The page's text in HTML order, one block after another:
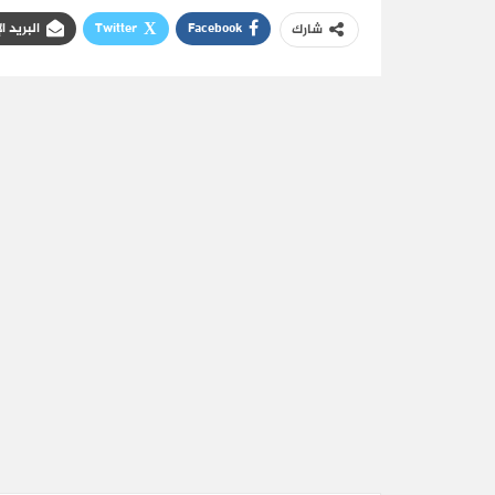
شارك Facebook
Twitter البريد